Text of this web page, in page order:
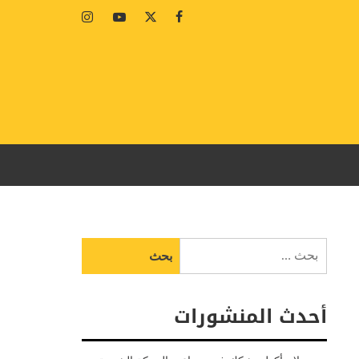
Facebook
Twitter
Youtube
Instagram
عن:
أحدث المنشورات